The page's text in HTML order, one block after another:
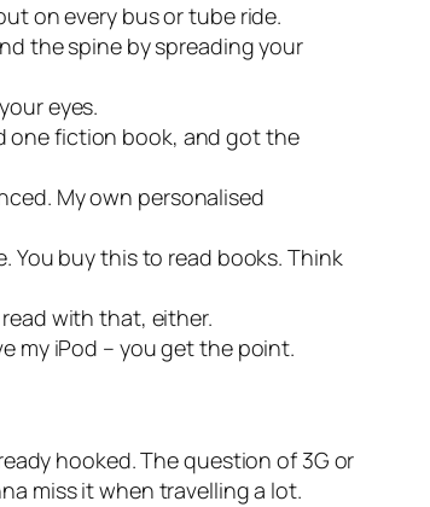
on every bus or tube ride.
the spine by spreading your
eyes.
one fiction book, and got the
My own personalised
You buy this to read books. Think
with that, either.
my iPod – you get the point.
hooked. The question of 3G or
miss it when travelling a lot.